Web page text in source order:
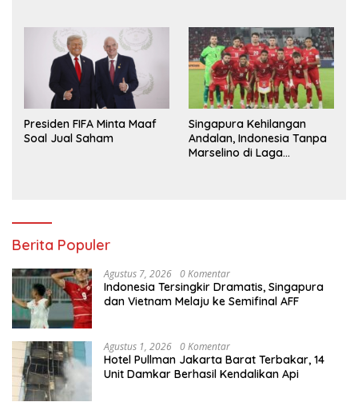
Presiden FIFA Minta Maaf
Soal Jual Saham
Singapura Kehilangan
Andalan, Indonesia Tanpa
Marselino di Laga
Berita Populer
Agustus 7, 2026 0 Komentar
Indonesia Tersingkir Dramatis, Singapura
dan Vietnam Melaju ke Semifinal AFF
Agustus 1, 2026 0 Komentar
Hotel Pullman Jakarta Barat Terbakar, 14
Unit Damkar Berhasil Kendalikan Api